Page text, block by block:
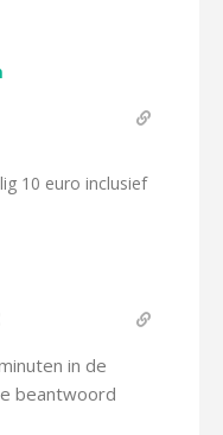
10 euro inclusief
in de
beantwoord